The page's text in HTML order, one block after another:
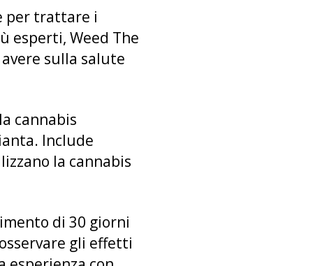
per trattare i
esperti, Weed The
sulla salute
cannabis
Include
la cannabis
di 30 giorni
gli effetti